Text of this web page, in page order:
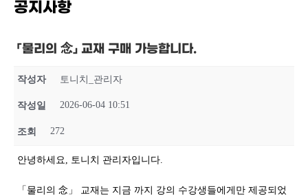
공지사항
「물리의 念」 교재 구매 가능합니다.
작성자 토니치_관리자
작성일 2026-06-04 10:51
조회 272
안녕하세요, 토니치 관리자입니다.
「물리의 念」 교재는 지금 까지 강의 수강생들에게만 제공되었